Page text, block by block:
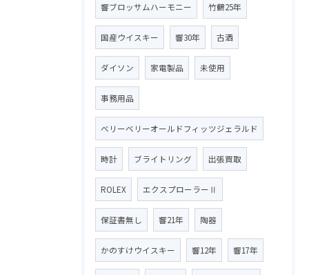
響ブロッサムハーモニー 竹鶴25年
国産ウイスキー 響30年 古酒
ダイソン 家電製品 未使用
事務用品
ベリーベリーオールドフィッツジェラルド
時計 ブライトリング 出張買取
ROLEX エクスプローラーⅡ
保証書無し 響21年 陶器
かのすけウイスキー 響12年 響17年